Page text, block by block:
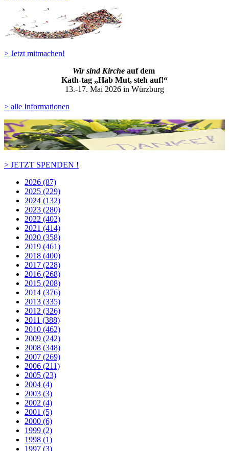
> Jetzt mitmachen!
Wir sind Kirche auf dem
Kath-tag „Hab Mut, steh auf!“
13.-17. Mai 2026 in Würzburg
> alle Informationen
> JETZT SPENDEN !
2026 (87)
2025 (229)
2024 (132)
2023 (280)
2022 (402)
2021 (414)
2020 (358)
2019 (461)
2018 (400)
2017 (228)
2016 (268)
2015 (208)
2014 (376)
2013 (335)
2012 (326)
2011 (388)
2010 (462)
2009 (242)
2008 (348)
2007 (269)
2006 (211)
2005 (23)
2004 (4)
2003 (3)
2002 (4)
2001 (5)
2000 (6)
1999 (2)
1998 (1)
1997 (3)